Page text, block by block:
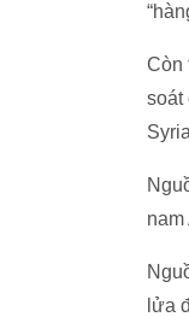
Còn
soát
lửa